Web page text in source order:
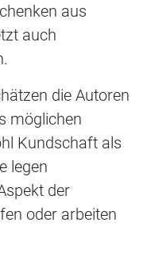
aus
auch
die Autoren
möglichen
Kundschaft als
legen
der
oder arbeiten